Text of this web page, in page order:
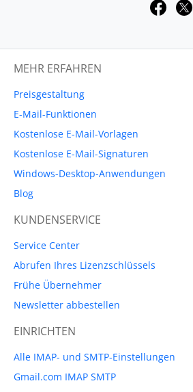
MEHR ERFAHREN
Preisgestaltung
E-Mail-Funktionen
Kostenlose E-Mail-Vorlagen
Kostenlose E-Mail-Signaturen
Windows-Desktop-Anwendungen
Blog
KUNDENSERVICE
Service Center
Abrufen Ihres Lizenzschlüssels
Frühe Übernehmer
Newsletter abbestellen
EINRICHTEN
Alle IMAP- und SMTP-Einstellungen
Gmail.com IMAP SMTP